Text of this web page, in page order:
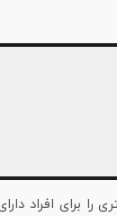
برای افراد